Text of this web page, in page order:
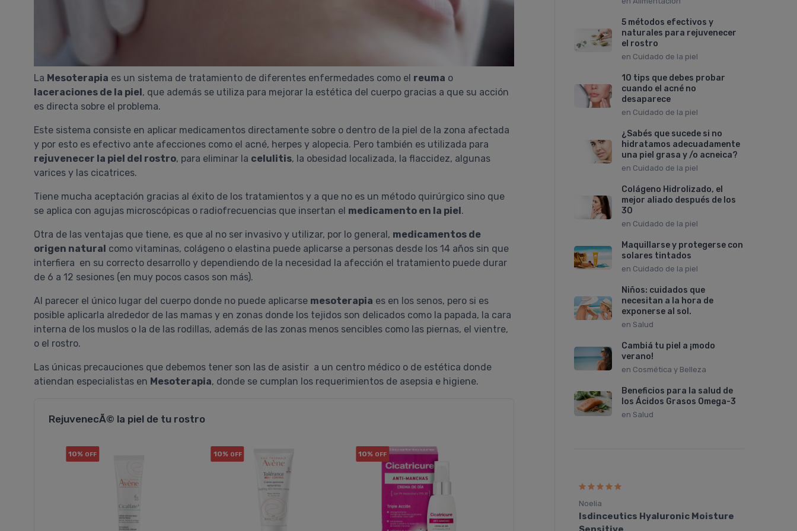
La Mesoterapia es un sistema de tratamiento de diferentes enfermedades como el reuma o
laceraciones de la piel, que además se utiliza para mejorar la estética del cuerpo gracias a que su acción
es directa sobre el problema.
Este sistema consiste en aplicar medicamentos directamente sobre o dentro de la piel de la zona afectada
y por esto es efectivo ante afecciones como el acné, herpes y alopecia. Pero también es utilizada para
rejuvenecer la piel del rostro, para eliminar la celulitis, la obesidad localizada, la flaccidez, algunas
varices y las cicatrices.
Tiene mucha aceptación gracias al éxito de los tratamientos y a que no es un método quirúrgico sino que
se aplica con agujas microscópicas o radiofrecuencias que insertan el medicamento en la piel.
Otra de las ventajas que tiene, es que al no ser invasivo y utilizar, por lo general, medicamentos de
origen natural como vitaminas, colágeno o elastina puede aplicarse a personas desde los 14 años sin que
interfiera en su correcto desarrollo y dependiendo de la necesidad la afección el tratamiento puede durar
de 6 a 12 sesiones (en muy pocos casos son más).
Al parecer el único lugar del cuerpo donde no puede aplicarse mesoterapia es en los senos, pero si es
posible aplicarla alrededor de las mamas y en zonas donde los tejidos son delicados como la papada, la cara
interna de los muslos o la de las rodillas, además de las zonas menos sencibles como las piernas, el vientre,
o el rostro.
Las únicas precauciones que debemos tener son las de asistir a un centro médico o de estética donde
atiendan especialistas en Mesoterapia, donde se cumplan los requerimientos de asepsia e higiene.
RejuvenecÃ© la piel de tu rostro
10% OFF 10% OFF 10% OFF
5 métodos efectivos y
naturales para rejuvenecer
el rostro
en Cuidado de la piel
10 tips que debes probar
cuando el acné no
desaparece
en Cuidado de la piel
¿Sabés que sucede si no
hidratamos adecuadamente
una piel grasa y /o acneica?
en Cuidado de la piel
Colágeno Hidrolizado, el
mejor aliado después de los
30
en Cuidado de la piel
Maquillarse y protegerse con
solares tintados
en Cuidado de la piel
Niños: cuidados que
necesitan a la hora de
exponerse al sol.
en Salud
Cambiá tu piel a ¡modo
verano!
en Cosmética y Belleza
Beneficios para la salud de
los Ácidos Grasos Omega-3
en Salud
Gisela
Proavenal Acondicionador
Noelia
Isdinceutics Hyaluronic Moisture